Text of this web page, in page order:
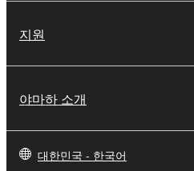
지원
야마하 소개
대한민국 - 한국어